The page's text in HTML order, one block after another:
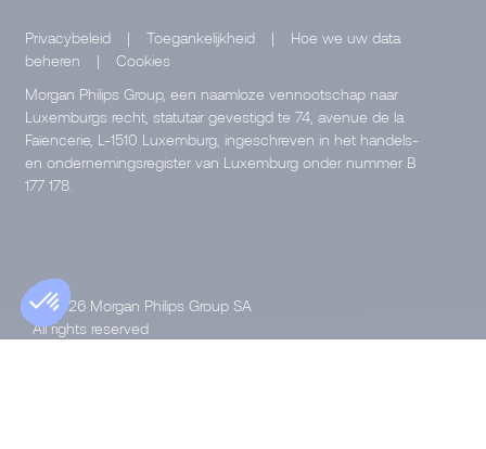
Privacybeleid | Toegankelijkheid |
Hoe we uw data
beheren
|
Cookies
Morgan Philips Group, een naamloze vennootschap naar
Luxemburgs recht, statutair gevestigd te 74, avenue de la
Faïencerie, L-1510 Luxemburg, ingeschreven in het handels-
en ondernemingsregister van Luxemburg onder nummer B
177 178.
© 2026 Morgan Philips Group SA
All rights reserved